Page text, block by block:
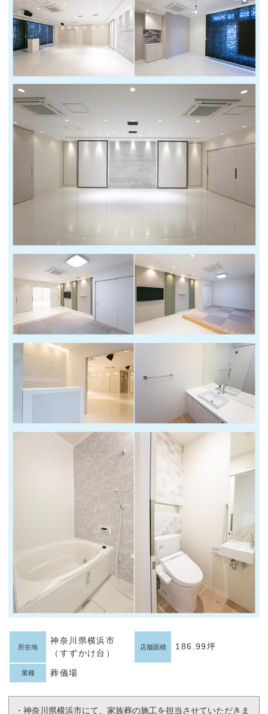
所在地
神奈川県横浜市
（すずかけ台）
店舗面積 186.99坪
業種 葬儀場
・神奈川県横浜市にて、家族葬の施工を担当させていただきま